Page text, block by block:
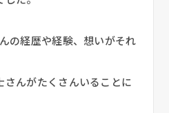
の経歴や経験、想いがそれ
んがたくさんいることに